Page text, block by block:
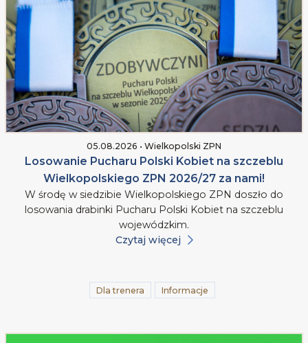
05.08.2026 • Wielkopolski ZPN
Losowanie Pucharu Polski Kobiet na szczeblu
Wielkopolskiego ZPN 2026/27 za nami!
W środę w siedzibie Wielkopolskiego ZPN doszło do
losowania drabinki Pucharu Polski Kobiet na szczeblu
wojewódzkim.
Czytaj więcej
Dla trenera Informacje